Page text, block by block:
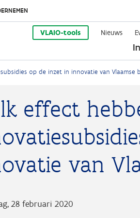
VLAIO-tools Nieuws
op de inzet in innovatie van Vlaamse
effect
van
28 februari 2020